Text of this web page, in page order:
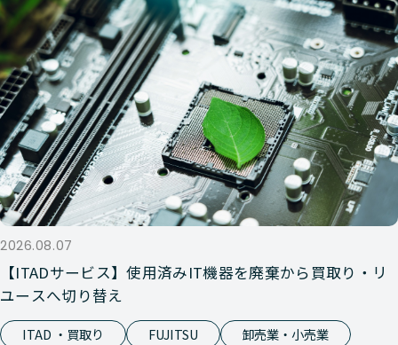
2026.08.07
【ITADサービス】使用済みIT機器を廃棄から買取り・リ
ユースへ切り替え
ITAD ・買取り FUJITSU 卸売業・小売業